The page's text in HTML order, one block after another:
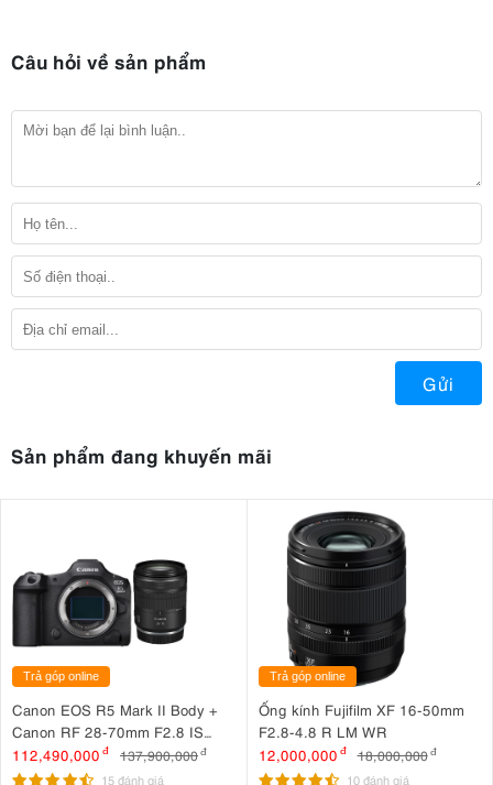
Câu hỏi về sản phẩm
Gửi
Sản phẩm đang khuyến mãi
Trả góp online
Canon EOS R5 Mark II Body +
Canon RF 28-70mm F2.8 IS
STM
112,490,000 đ 137,900,000đ
15 đánh giá
Trả góp online
Ống kính Fujifilm XF 16-50mm
F2.8-4.8 R LM WR
12,000,000 đ 18,000,000 đ
10 đánh giá